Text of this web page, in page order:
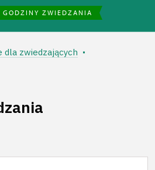
GODZINY ZWIEDZANIA
zwiedzających